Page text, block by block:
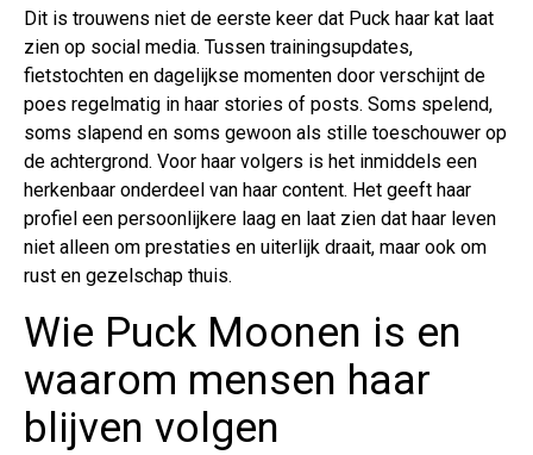
Dit is trouwens niet de eerste keer dat Puck haar kat laat
zien op social media. Tussen trainingsupdates,
fietstochten en dagelijkse momenten door verschijnt de
poes regelmatig in haar stories of posts. Soms spelend,
soms slapend en soms gewoon als stille toeschouwer op
de achtergrond. Voor haar volgers is het inmiddels een
herkenbaar onderdeel van haar content. Het geeft haar
profiel een persoonlijkere laag en laat zien dat haar leven
niet alleen om prestaties en uiterlijk draait, maar ook om
rust en gezelschap thuis.
Wie Puck Moonen is en
waarom mensen haar
blijven volgen